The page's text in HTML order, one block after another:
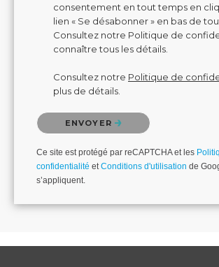
consentement en tout temps en
lien « Se désabonner » en bas de
Consultez notre Politique de
connaître tous les détails.
Consultez notre Politique de
plus de détails.
Veuillez confirmer que vous n'êtes pas
ENVOYER
Ce site est protégé par reCAPTCHA et les
confidentialité etConditions d'utilisation de
s’appliquent.